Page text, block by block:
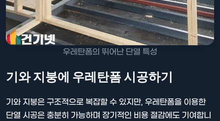
우레탄폼의 뛰어난 단열 특성
기와 지붕에 우레탄폼 시공하기
기와 지붕은 구조적으로 복잡할 수 있지만, 우레탄폼을 이용한
단열 시공은 충분히 가능하며 장기적인 비용 절감에도 기여합니